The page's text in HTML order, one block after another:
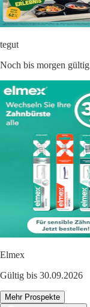
tegut
Noch bis morgen gültig
Elmex
Gültig bis 30.09.2026
Mehr Prospekte